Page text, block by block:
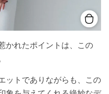
かれたポイントは、この
ットでありながらも、この